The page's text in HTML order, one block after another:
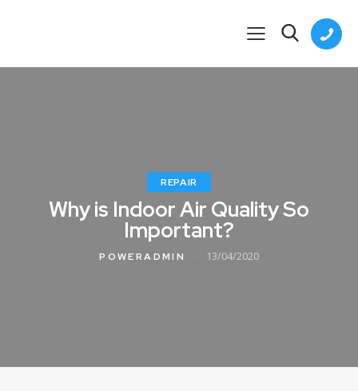
REPAIR
Why is Indoor Air Quality So
Important?
POWERADMIN 13/04/2020